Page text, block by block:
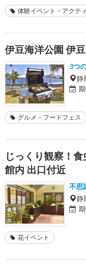
体験イベント・アクテ
伊豆海洋公園 伊
3つ
静
グルメ・フードフェス
じっくり観察！
館内 出口付近
不思
静
花イベント